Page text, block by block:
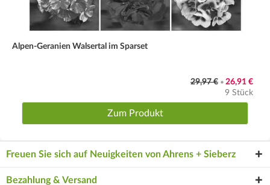
Alpen-Geranien Walsertal im Sparset
29,97 € • 26,91 €
9 Stück
Zum Produkt
Freuen Sie sich auf Neuigkeiten von Ahrens + Sieberz
Bezahlung & Versand